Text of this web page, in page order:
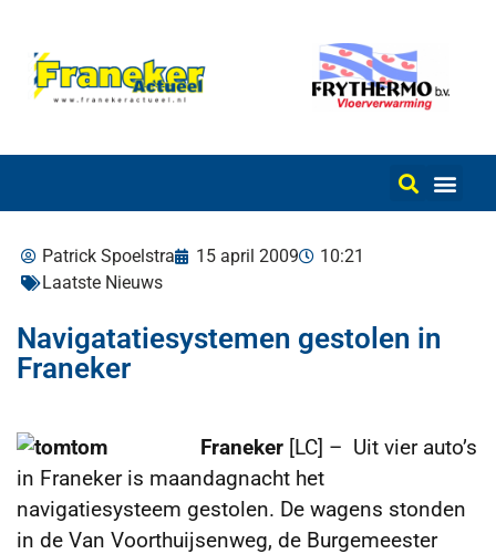
Patrick Spoelstra 15 april 2009
10:21
Laatste Nieuws
Navigatatiesystemen gestolen in
Franeker
Franeker [LC] – Uit vier auto’s
in Franeker is maandagnacht het
navigatiesysteem gestolen. De wagens stonden
in de Van Voorthuijsenweg, de Burgemeester